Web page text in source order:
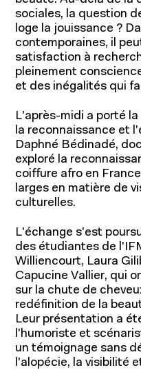
À
sociales, la question
loge la jouissance ?
contemporaines, il
satisfaction à
pleinement
et des inégalités qui
L'après-midi a porté
la reconnaissance et
Daphné Bédinadé,
exploré la
coiffure afro en
larges en matière de
culturelles.
L'échange s'est
des étudiantes de
Williencourt, Laura
Capucine Vallier, qui
sur la chute de
redéfinition de la
Leur présentation a
l'humoriste et
un témoignage sans
l'alopécie, la visibilité